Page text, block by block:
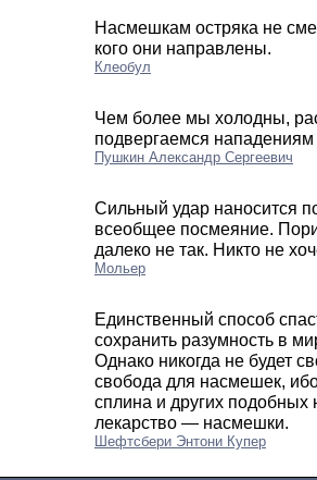
Насмешкам остряка не
кого они направлены.
Клеобул
Чем более мы холодны,
подвергаемся
Пушкин Александр Сергеевич
Сильный удар наносится
всеобщее посмеяние.
далеко не так. Никто не
Мольер
Единственный способ
сохранить разумность в
Однако никогда не будет
свобода для насмешек,
сплина и других подобных
лекарство — насмешки.
Шефтсбери Энтони Купер